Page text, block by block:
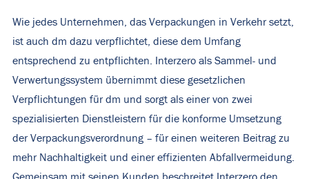
Wie jedes Unternehmen, das Verpackungen in Verkehr setzt,
ist auch dm dazu verpflichtet, diese dem Umfang
entsprechend zu entpflichten. Interzero als Sammel- und
Verwertungssystem übernimmt diese gesetzlichen
Verpflichtungen für dm und sorgt als einer von zwei
spezialisierten Dienstleistern für die konforme Umsetzung
der Verpackungsverordnung – für einen weiteren Beitrag zu
mehr Nachhaltigkeit und einer effizienten Abfallvermeidung.